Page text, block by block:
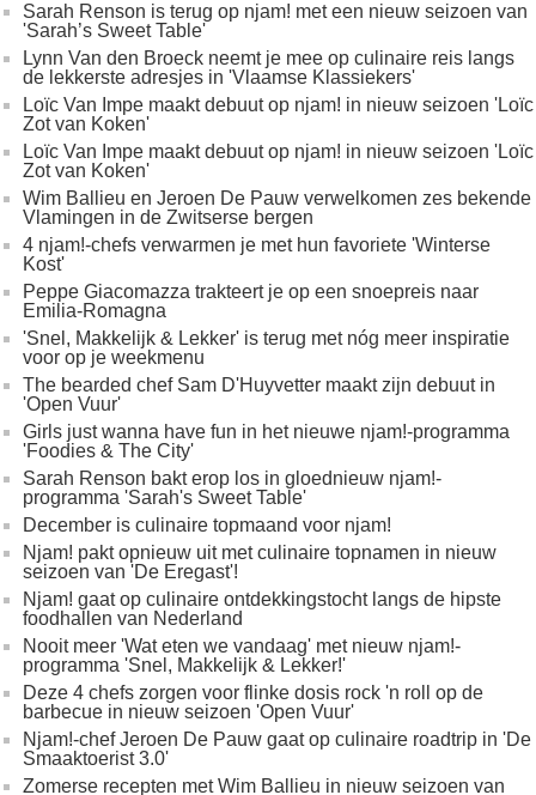
Sarah Renson is terug op njam! met een nieuw seizoen van
'Sarah’s Sweet Table'
Lynn Van den Broeck neemt je mee op culinaire reis langs
de lekkerste adresjes in 'Vlaamse Klassiekers'
Loïc Van Impe maakt debuut op njam! in nieuw seizoen 'Loïc
Zot van Koken'
Loïc Van Impe maakt debuut op njam! in nieuw seizoen 'Loïc
Zot van Koken'
Wim Ballieu en Jeroen De Pauw verwelkomen zes bekende
Vlamingen in de Zwitserse bergen
4 njam!-chefs verwarmen je met hun favoriete 'Winterse
Kost'
Peppe Giacomazza trakteert je op een snoepreis naar
Emilia-Romagna
'Snel, Makkelijk & Lekker' is terug met nóg meer inspiratie
voor op je weekmenu
The bearded chef Sam D'Huyvetter maakt zijn debuut in
'Open Vuur'
Girls just wanna have fun in het nieuwe njam!-programma
'Foodies & The City'
Sarah Renson bakt erop los in gloednieuw njam!-
programma 'Sarah's Sweet Table'
December is culinaire topmaand voor njam!
Njam! pakt opnieuw uit met culinaire topnamen in nieuw
seizoen van 'De Eregast'!
Njam! gaat op culinaire ontdekkingstocht langs de hipste
foodhallen van Nederland
Nooit meer 'Wat eten we vandaag' met nieuw njam!-
programma 'Snel, Makkelijk & Lekker!'
Deze 4 chefs zorgen voor flinke dosis rock 'n roll op de
barbecue in nieuw seizoen 'Open Vuur'
Njam!-chef Jeroen De Pauw gaat op culinaire roadtrip in 'De
Smaaktoerist 3.0'
Zomerse recepten met Wim Ballieu in nieuw seizoen van